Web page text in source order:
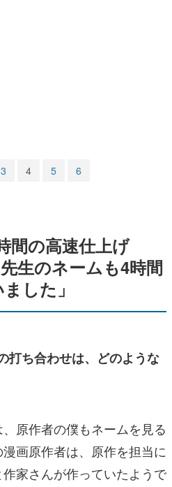
3 4 5 6
間の高速仕上げ
生のネームも4時間
した」
打ち合わせは、どのような
原作者の僕もネームを見る
画原作者は、原作を担当に
家さんが作っていたようで